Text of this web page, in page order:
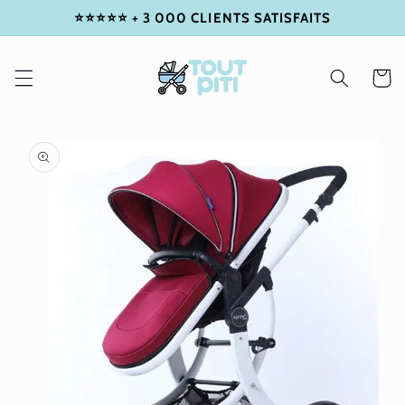
IGNORER
ET
CONTENU
⭐⭐⭐⭐⭐ + 3 000 CLIENTS SATISFAITS
Panier
PASSER
AUX
INFORMATIONS